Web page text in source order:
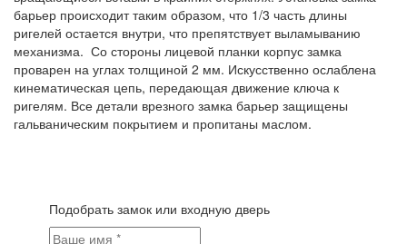
барьер происходит таким образом, что 1/3 часть длины
ригелей остается внутри, что препятствует выламыванию
механизма. Со стороны лицевой планки корпус замка
проварен на углах толщиной 2 мм. Искусственно ослаблена
кинематическая цепь, передающая движение ключа к
ригелям. Все детали врезного замка барьер защищены
гальваническим покрытием и пропитаны маслом.
Подобрать замок или входную дверь